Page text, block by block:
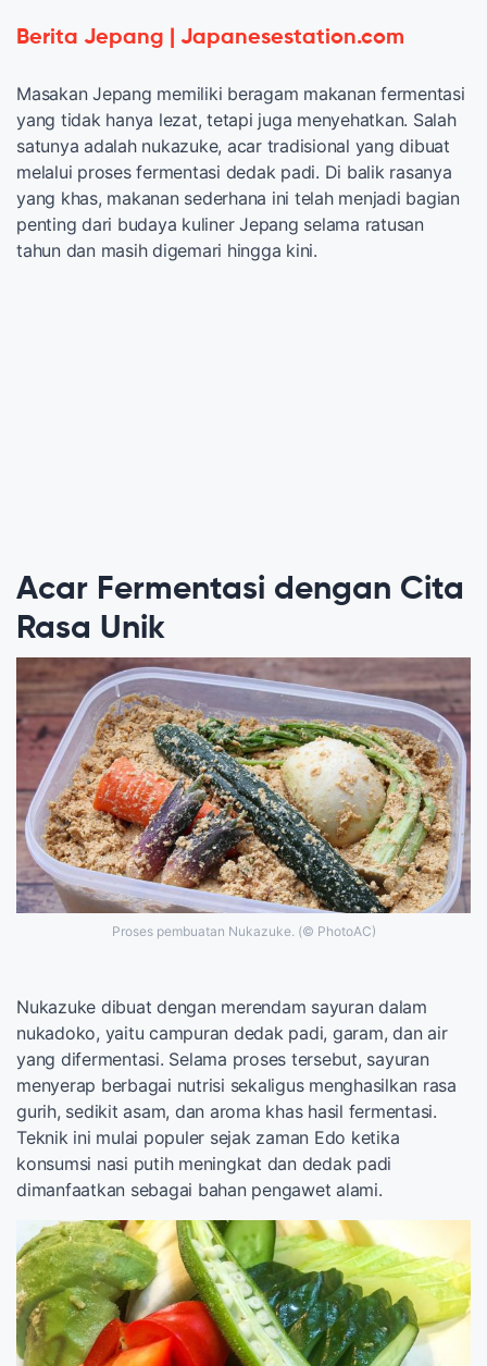
Berita Jepang | Japanesestation.com
Masakan Jepang memiliki beragam makanan fermentasi
yang tidak hanya lezat, tetapi juga menyehatkan. Salah
satunya adalah nukazuke, acar tradisional yang dibuat
melalui proses fermentasi dedak padi. Di balik rasanya
yang khas, makanan sederhana ini telah menjadi bagian
penting dari budaya kuliner Jepang selama ratusan
tahun dan masih digemari hingga kini.
Acar Fermentasi dengan Cita
Rasa Unik
Proses pembuatan Nukazuke. (© PhotoAC)
Nukazuke dibuat dengan merendam sayuran dalam
nukadoko, yaitu campuran dedak padi, garam, dan air
yang difermentasi. Selama proses tersebut, sayuran
menyerap berbagai nutrisi sekaligus menghasilkan rasa
gurih, sedikit asam, dan aroma khas hasil fermentasi.
Teknik ini mulai populer sejak zaman Edo ketika
konsumsi nasi putih meningkat dan dedak padi
dimanfaatkan sebagai bahan pengawet alami.